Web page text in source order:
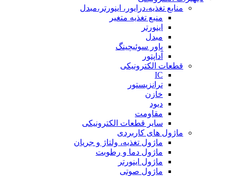
منابع تغذیه،درایور، اینورتر،مبدل
منبع تغذیه متغیر
اینورتر
مبدل
پاور سوئیچینگ
آداپتور
قطعات الکترونیکی
IC
ترانزیستور
خازن
دیود
مقاومت
سایر قطعات الکترونیکی
ماژول های کاربردی
ماژول تغذیه، ولتاژ و جریان
ماژول دما و رطوبت
ماژول اینورتر
ماژول صوتی